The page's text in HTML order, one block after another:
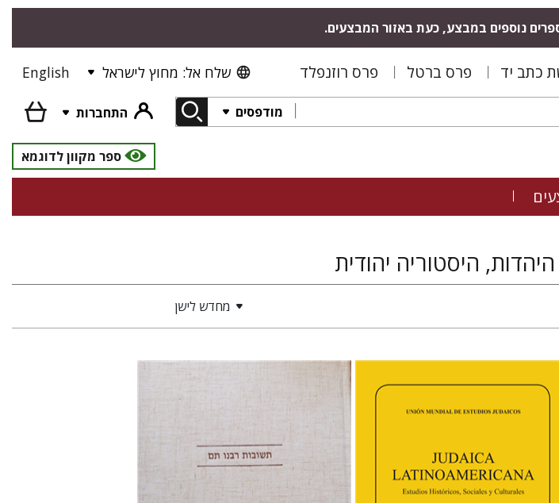
נוספים במבצע, כעת באזור המבצעים.
כתב יד פרס ברטל פרס רוזנפלד שלח אל: מחוץ לישראל English
מודפסים
התחברות
ספר מקוון לדוגמא
היסטוריה יהודית
מחדש לישן
פלורינדה פ. גולדברג.
פולט
קרשונוביץ שוסטר
דבי רויטמן אפרים זדוף